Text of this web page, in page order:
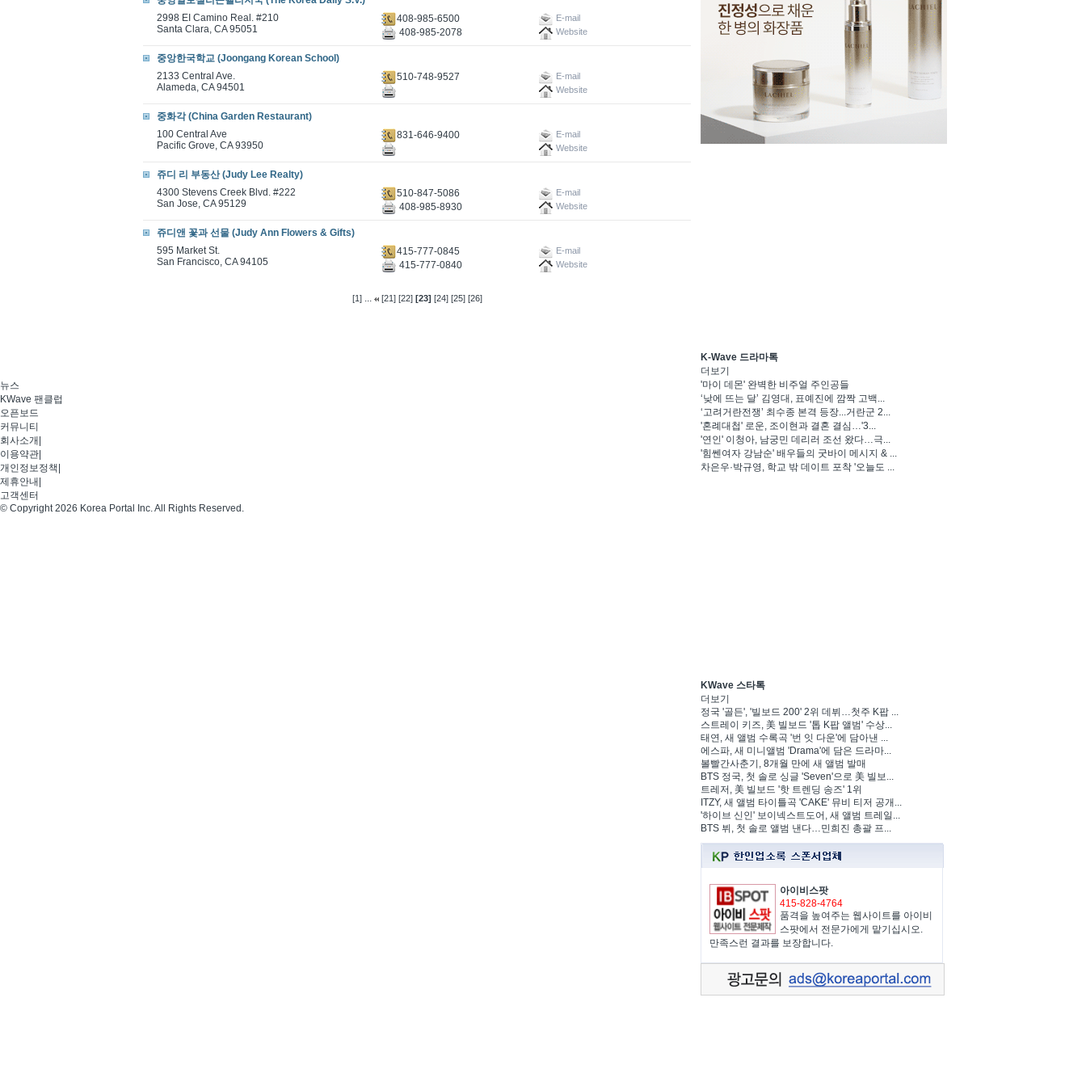
2998 EI Camino Real. #210
Santa Clara, CA 95051
408-985-6500 E-mail
408-985-2078 Website
중앙한국학교 (Joongang Korean School)
2133 Central Ave.
Alameda, CA 94501
510-748-9527
E-mail
Website
중화각 (China Garden Restaurant)
100 Central Ave
Pacific Grove, CA 93950
831-646-9400
E-mail
Website
쥬디 리 부동산 (Judy Lee Realty)
4300 Stevens Creek Blvd. #222
San Jose, CA 95129
510-847-5086 E-mail
408-985-8930 Website
쥬디앤 꽃과 선물 (Judy Ann Flowers & Gifts)
595 Market St.
San Francisco, CA 94105
415-777-0845 E-mail
415-777-0840 Website
[1]... [21] [22] [23] [24] [25] [26]
K-Wave 드라마톡
더보기
'마이 데몬' 완벽한 비주얼 주인공들
‘낮에 뜨는 달’ 김영대, 표예진에 깜짝 고백...
‘고려거란전쟁’ 최수종 본격 등장...거란군 2...
'혼례대첩' 로운, 조이현과 결혼 결심…'3...
'연인' 이청아, 남궁민 데리러 조선 왔다…극...
'힘쎈여자 강남순' 배우들의 굿바이 메시지 & ...
차은우·박규영, 학교 밖 데이트 포착 '오늘도 ...
KWave 스타톡
더보기
정국 '골든', '빌보드 200' 2위 데뷔…첫주 K팝 ...
스트레이 키즈, 美 빌보드 '톱 K팝 앨범' 수상...
태연, 새 앨범 수록곡 '번 잇 다운'에 담아낸 ...
에스파, 새 미니앨범 'Drama'에 담은 드라마...
볼빨간사춘기, 8개월 만에 새 앨범 발매
BTS 정국, 첫 솔로 싱글 'Seven'으로 美 빌보...
트레저, 美 빌보드 '핫 트렌딩 송즈' 1위
ITZY, 새 앨범 타이틀곡 'CAKE' 뮤비 티저 공개...
'하이브 신인' 보이넥스트도어, 새 앨범 트레일...
BTS 뷔, 첫 솔로 앨범 낸다…민희진 총괄 프...
아이비스팟
415-828-4764
품격을 높여주는 웹사이트를 아이비
스팟에서 전문가에게 맡기십시오.
만족스런 결과를 보장합니다.
뉴스
KWave 팬클럽
오픈보드
커뮤니티
회사소개
이용약관
개인정보정책
제휴안내
고객센터
© Copyright 2026 Korea Portal Inc. All Rights Reserved.